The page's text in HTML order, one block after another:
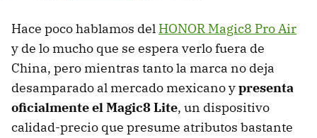
Hace poco hablamos del HONOR Magic8 Pro Air
y de lo mucho que se espera verlo fuera de
China, pero mientras tanto la marca no deja
desamparado al mercado mexicano ypresenta
oficialmente el Magic8 Lite, un dispositivo
calidad-precio que presume atributos bastante